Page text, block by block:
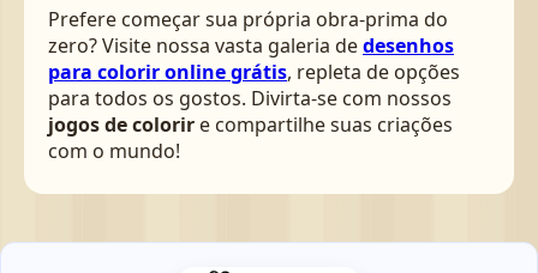
Prefere começar sua própria obra-prima do
zero? Visite nossa vasta galeria dedesenhos
para colorir online grátis, repleta de opções
para todos os gostos. Divirta-se com nossos
jogos de colorir e compartilhe suas criações
com o mundo!